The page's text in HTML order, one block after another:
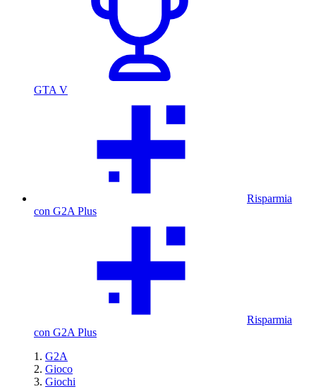
GTA V
Risparmia
con G2A Plus
Risparmia
con G2A Plus
G2A
Gioco
Giochi